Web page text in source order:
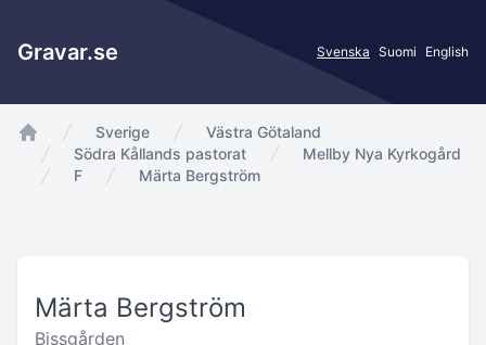
Gravar.se Svenska Suomi English
app.Start
Sverige
Västra Götaland
Södra Kållands pastorat
Mellby Nya Kyrkogård
F
Märta Bergström
Märta Bergström
Bissgården